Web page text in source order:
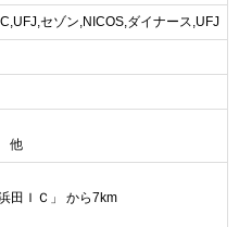
セゾン,NICOS,ダイナース,UFJ
他
田ＩＣ」 から7km